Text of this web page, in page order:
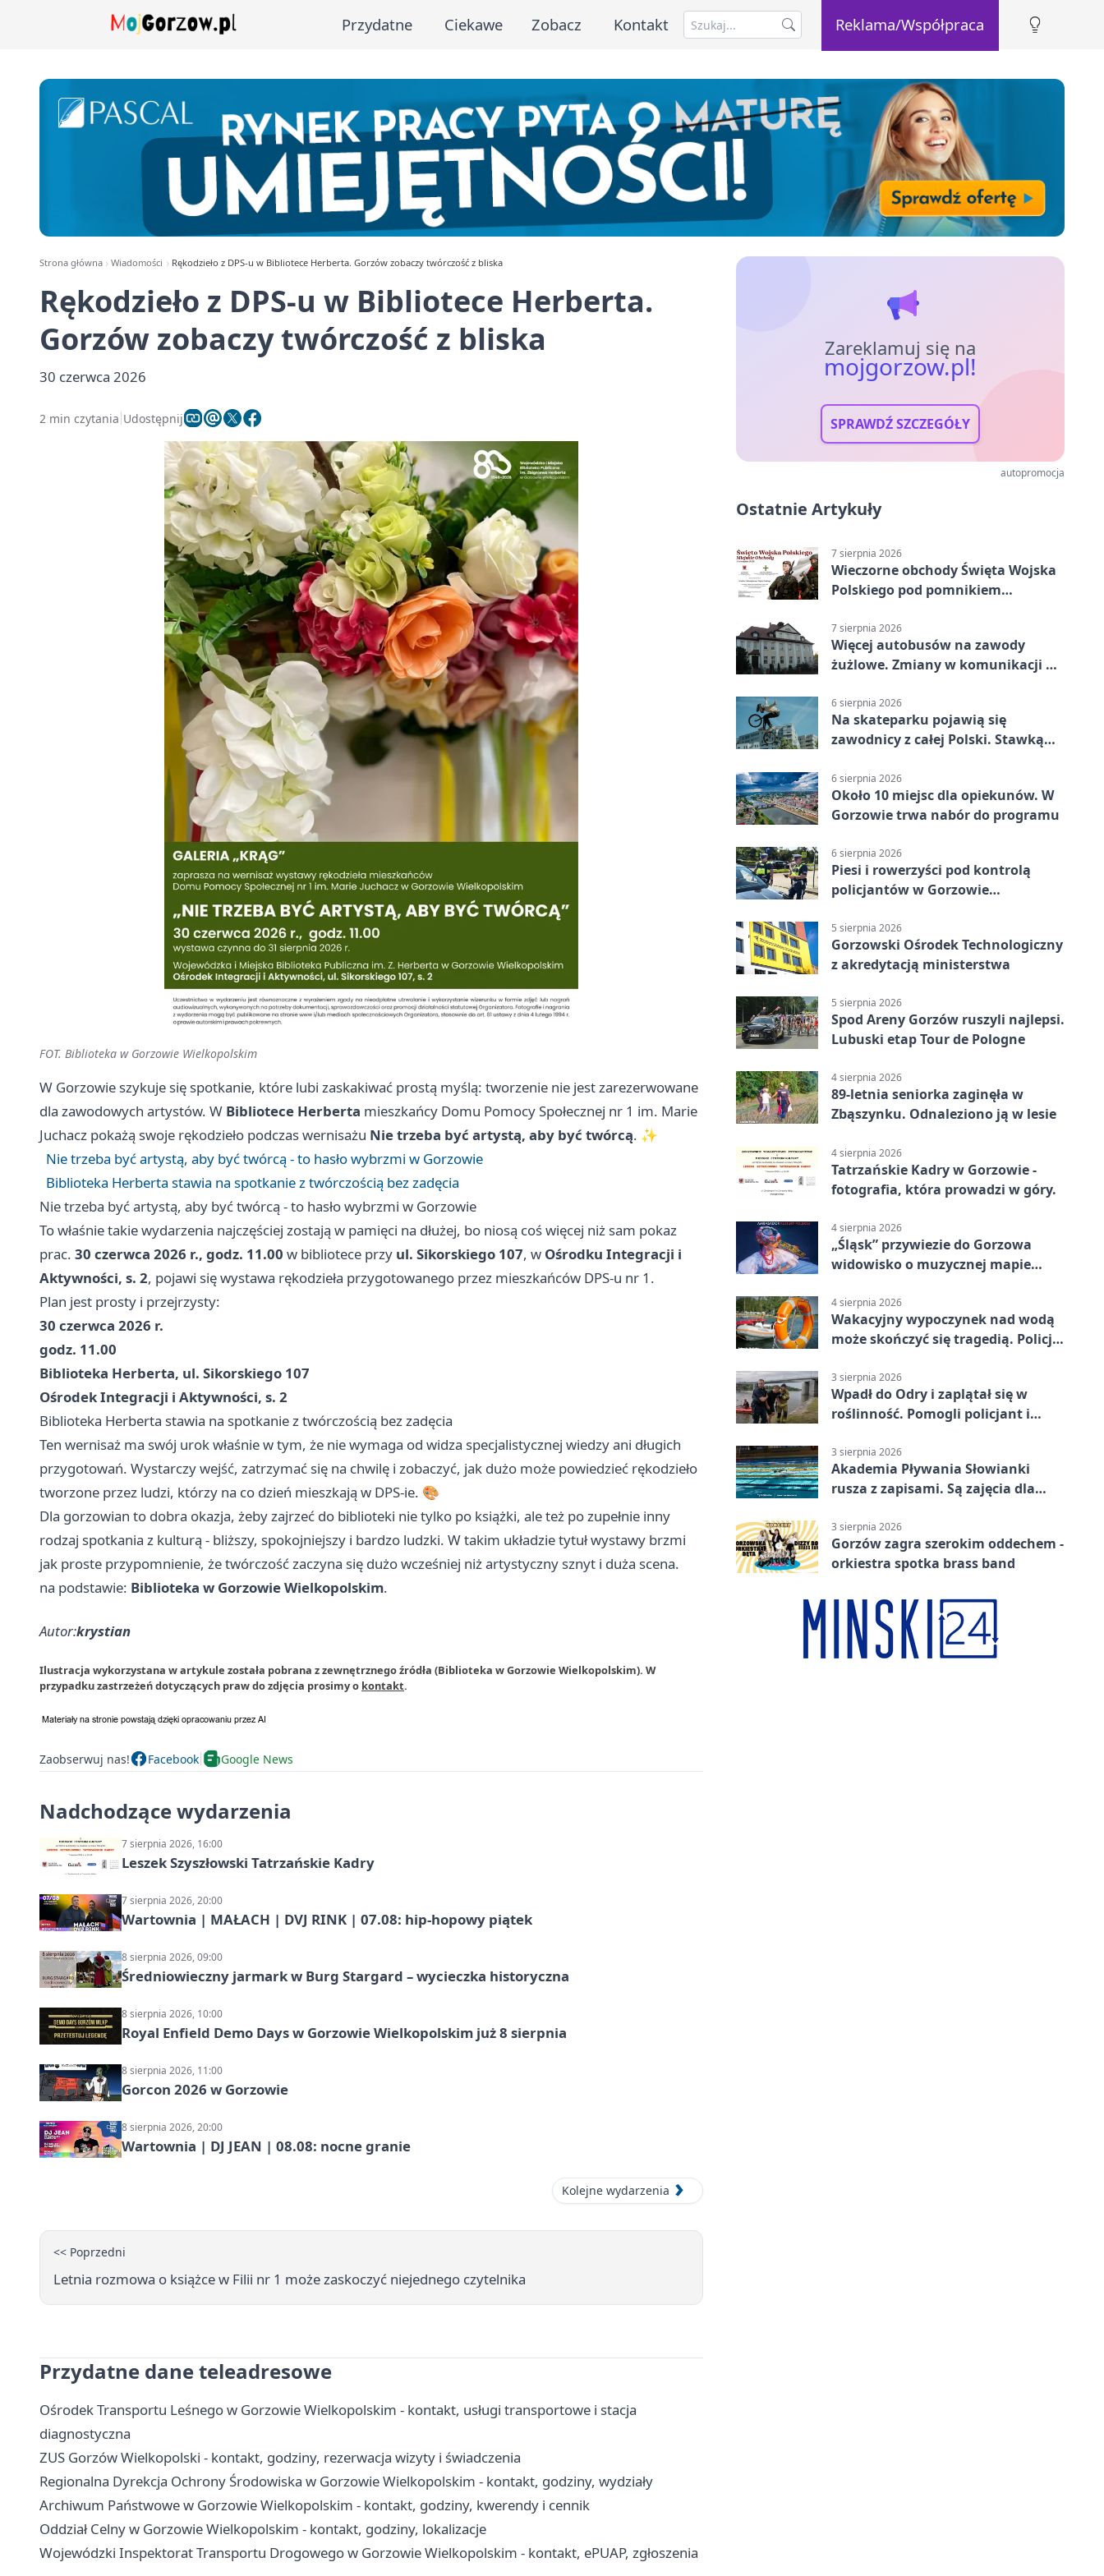
Przydatne Ciekawe Zobacz Kontakt Reklama/Współpraca
Strona główna Wiadomości Rękodzieło z DPS-u w Bibliotece Herberta. Gorzów zobaczy twórczość z bliska
Rękodzieło z DPS-u w Bibliotece Herberta.
Gorzów zobaczy twórczość z bliska
30 czerwca 2026
2 min czytania Udostępnij
FOT. Biblioteka w Gorzowie Wielkopolskim
W Gorzowie szykuje się spotkanie, które lubi zaskakiwać prostą myślą: tworzenie nie jest zarezerwowane
dla zawodowych artystów. W Bibliotece Herberta mieszkańcy Domu Pomocy Społecznej nr 1 im. Marie
Juchacz pokażą swoje rękodzieło podczas wernisażu Nie trzeba być artystą, aby być twórcą. ✨
Nie trzeba być artystą, aby być twórcą - to hasło wybrzmi w Gorzowie
Biblioteka Herberta stawia na spotkanie z twórczością bez zadęcia
Nie trzeba być artystą, aby być twórcą - to hasło wybrzmi w Gorzowie
To właśnie takie wydarzenia najczęściej zostają w pamięci na dłużej, bo niosą coś więcej niż sam pokaz
prac. 30 czerwca 2026 r., godz. 11.00 w bibliotece przy ul. Sikorskiego 107, w Ośrodku Integracji i
Aktywności, s. 2, pojawi się wystawa rękodzieła przygotowanego przez mieszkańców DPS-u nr 1.
Plan jest prosty i przejrzysty:
30 czerwca 2026 r.
godz. 11.00
Biblioteka Herberta, ul. Sikorskiego 107
Ośrodek Integracji i Aktywności, s. 2
Biblioteka Herberta stawia na spotkanie z twórczością bez zadęcia
Ten wernisaż ma swój urok właśnie w tym, że nie wymaga od widza specjalistycznej wiedzy ani długich
przygotowań. Wystarczy wejść, zatrzymać się na chwilę i zobaczyć, jak dużo może powiedzieć rękodzieło
tworzone przez ludzi, którzy na co dzień mieszkają w DPS-ie. 🎨
Dla gorzowian to dobra okazja, żeby zajrzeć do biblioteki nie tylko po książki, ale też po zupełnie inny
rodzaj spotkania z kulturą - bliższy, spokojniejszy i bardzo ludzki. W takim układzie tytuł wystawy brzmi
jak proste przypomnienie, że twórczość zaczyna się dużo wcześniej niż artystyczny sznyt i duża scena.
na podstawie: Biblioteka w Gorzowie Wielkopolskim.
Autor:krystian
Ilustracja wykorzystana w artykule została pobrana z zewnętrznego źródła (Biblioteka w Gorzowie Wielkopolskim). W
przypadku zastrzeżeń dotyczących praw do zdjęcia prosimy o kontakt.
Zaobserwuj nas! Facebook Google News
Nadchodzące wydarzenia
7 sierpnia 2026, 16:00
Leszek Szyszłowski Tatrzańskie Kadry
7 sierpnia 2026, 20:00
Wartownia | MAŁACH | DVJ RINK | 07.08: hip-hopowy piątek
8 sierpnia 2026, 09:00
Średniowieczny jarmark w Burg Stargard – wycieczka historyczna
8 sierpnia 2026, 10:00
Royal Enfield Demo Days w Gorzowie Wielkopolskim już 8 sierpnia
8 sierpnia 2026, 11:00
Gorcon 2026 w Gorzowie
8 sierpnia 2026, 20:00
Wartownia | DJ JEAN | 08.08: nocne granie
Kolejne wydarzenia
<< Poprzedni
Letnia rozmowa o książce w Filii nr 1 może zaskoczyć niejednego czytelnika
Przydatne dane teleadresowe
Ośrodek Transportu Leśnego w Gorzowie Wielkopolskim - kontakt, usługi transportowe i stacja
diagnostyczna
ZUS Gorzów Wielkopolski - kontakt, godziny, rezerwacja wizyty i świadczenia
Regionalna Dyrekcja Ochrony Środowiska w Gorzowie Wielkopolskim - kontakt, godziny, wydziały
Archiwum Państwowe w Gorzowie Wielkopolskim - kontakt, godziny, kwerendy i cennik
Oddział Celny w Gorzowie Wielkopolskim - kontakt, godziny, lokalizacje
Wojewódzki Inspektorat Transportu Drogowego w Gorzowie Wielkopolskim - kontakt, ePUAP, zgłoszenia
Zareklamuj się na
mojgorzow.pl!
SPRAWDŹ SZCZEGÓŁY
autopromocja
Ostatnie Artykuły
7 sierpnia 2026
Wieczorne obchody Święta Wojska
Polskiego pod pomnikiem
7 sierpnia 2026
Więcej autobusów na zawody
żużlowe. Zmiany w komunikacji w
6 sierpnia 2026
Na skateparku pojawią się
zawodnicy z całej Polski. Stawką
6 sierpnia 2026
Około 10 miejsc dla opiekunów. W
Gorzowie trwa nabór do programu
6 sierpnia 2026
Piesi i rowerzyści pod kontrolą
policjantów w Gorzowie
5 sierpnia 2026
Gorzowski Ośrodek Technologiczny
z akredytacją ministerstwa
5 sierpnia 2026
Spod Areny Gorzów ruszyli najlepsi.
Lubuski etap Tour de Pologne
4 sierpnia 2026
89-letnia seniorka zaginęła w
Zbąszynku. Odnaleziono ją w lesie
4 sierpnia 2026
Tatrzańskie Kadry w Gorzowie -
fotografia, która prowadzi w góry.
4 sierpnia 2026
„Śląsk” przywiezie do Gorzowa
widowisko o muzycznej mapie
4 sierpnia 2026
Wakacyjny wypoczynek nad wodą
może skończyć się tragedią. Policja
3 sierpnia 2026
Wpadł do Odry i zaplątał się w
roślinność. Pomogli policjant i
3 sierpnia 2026
Akademia Pływania Słowianki
rusza z zapisami. Są zajęcia dla
3 sierpnia 2026
Gorzów zagra szerokim oddechem -
orkiestra spotka brass band